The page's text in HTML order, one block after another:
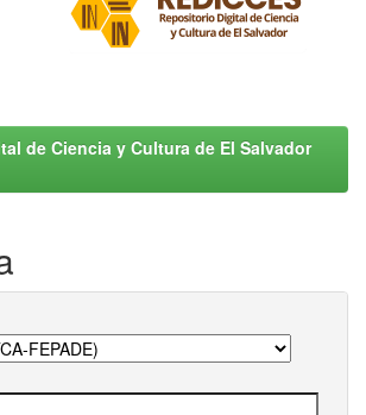
de Ciencia y Cultura de El Salvador